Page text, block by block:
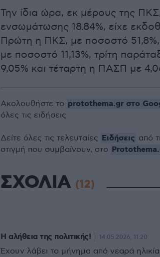
Την ίδια ώρα, εκ μέρους της
ενσωμάτωσης 18.84%, είχε
Πρώτη η ΠΚΣ, με ποσοστό
με ποσοστό 11,13%, τρίτη
9,05% και τέταρτη η ΠΑΣΠ με
Ακολουθήστε το protothema.gr στο
όλες τις ειδήσεις
Δείτε όλες τις τελευταίες Ειδήσεις από
στιγμή που συμβαίνουν, στο
ΣΧΟΛΙΑ (12)
Η αλήθεια της πολιτικής! 14.05.2026, 11:20
Έχουν λάβει το μήνημα από νεαρά ηλικία